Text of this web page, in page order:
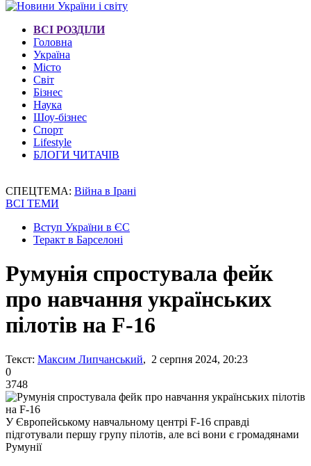
ВСІ РОЗДІЛИ
Головна
Україна
Місто
Світ
Бізнес
Наука
Шоу-бізнес
Спорт
Lifestyle
БЛОГИ ЧИТАЧІВ
СПЕЦТЕМА: Війна в Ірані
ВСІ ТЕМИ
Вступ України в ЄС
Теракт в Барселоні
Румунія спростувала фейк
про навчання українських
пілотів на F-16
Текст: Максим Липчанський, 2 серпня 2024, 20:23
0
3748
У Європейському навчальному центрі F-16 справді
підготували першу групу пілотів, але всі вони є громадянами
Румунії